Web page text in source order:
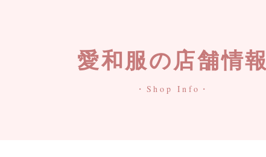
愛和服の店舗情報
・Shop Info・